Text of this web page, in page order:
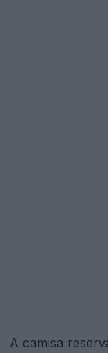
A camisa